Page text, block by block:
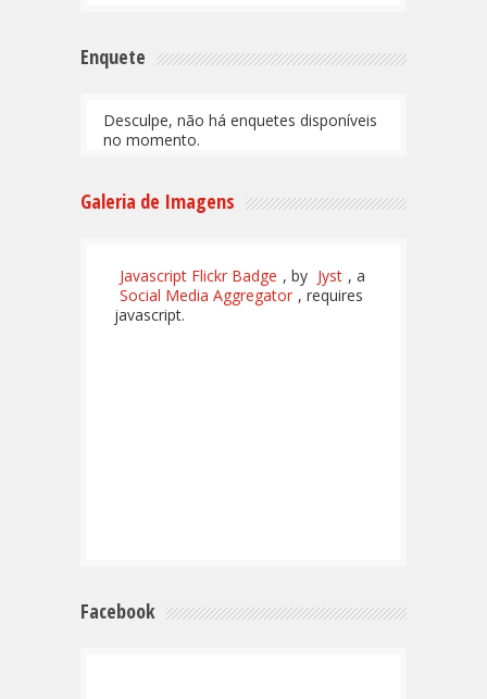
Enquete
Desculpe, não há enquetes disponíveis
no momento.
Galeria de Imagens
Javascript Flickr Badge , by Jyst , a
Social Media Aggregator , requires
javascript.
Facebook